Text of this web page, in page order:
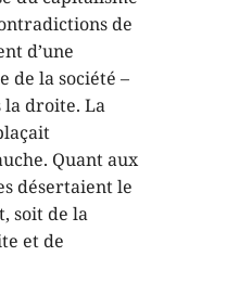
de
d’une
de la société –
la droite. La
Quant aux
désertaient le
soit de la
et de